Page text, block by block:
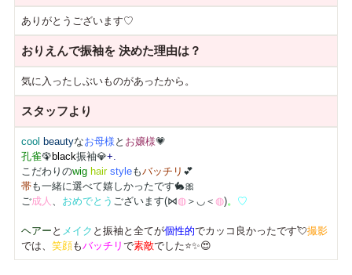
ありがとうございます♡
おりえんで振袖を決めた理由は？
気に入ったしぶいものがあったから。
スタッフより
cool beautyなお母様 と お嬢様💗
孔雀🦚 black振袖💎+.
こだわりのwig hair styleもバッチリ 💕
帯も一緒に選べて嬉しかったです🐇🎀
ご成人 、 おめでとう ございます(⋈◍＞◡＜ ◍)。 ♡
ヘアー と メイク と振袖と全てが個性的でカッコ良かったです💘撮影
では、 笑顔もバッチリ で素敵でした⭐✨😍